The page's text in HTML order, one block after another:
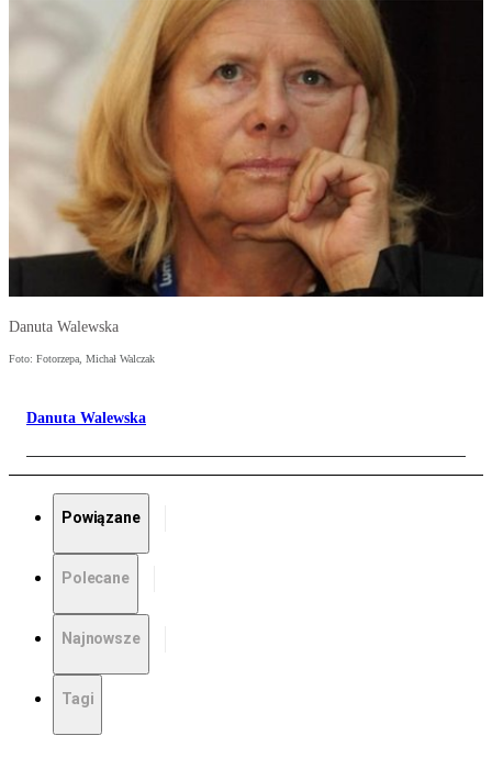
Danuta Walewska
Foto: Fotorzepa, Michał Walczak
Danuta Walewska
Powiązane
Polecane
Najnowsze
Tagi